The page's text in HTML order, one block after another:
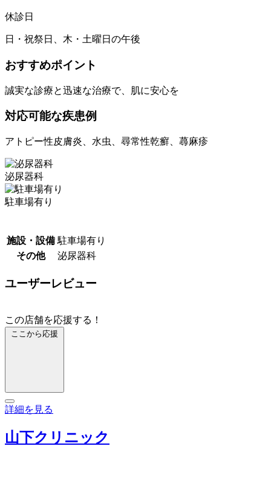
休診日
日・祝祭日、木・土曜日の午後
おすすめポイント
誠実な診療と迅速な治療で、肌に安心を
対応可能な疾患例
アトピー性皮膚炎、水虫、尋常性乾癬、蕁麻疹
泌尿器科
駐車場有り
施設・設備 駐車場有り
その他
泌尿器科
ユーザーレビュー
この店舗を応援する！
ここから応援
詳細を見る
山下クリニック